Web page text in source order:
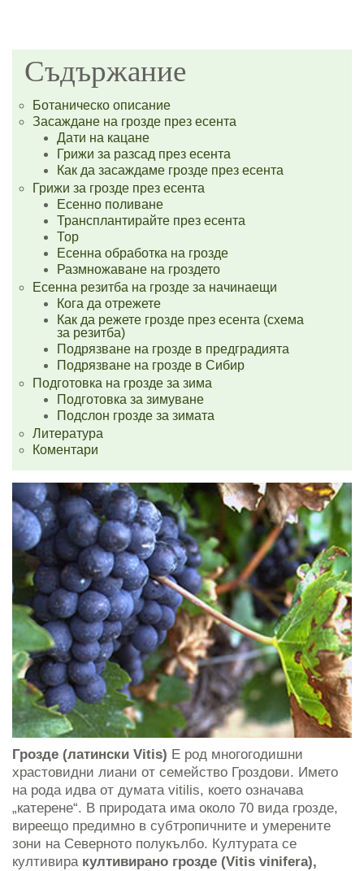
Съдържание
Ботаническо описание
Засаждане на грозде през есента
Дати на кацане
Грижи за разсад през есента
Как да засаждаме грозде през есента
Грижи за грозде през есента
Есенно поливане
Трансплантирайте през есента
Тор
Есенна обработка на грозде
Размножаване на гроздето
Есенна резитба на грозде за начинаещи
Кога да отрежете
Как да режете грозде през есента (схема
за резитба)
Подрязване на грозде в предградията
Подрязване на грозде в Сибир
Подготовка на грозде за зима
Подготовка за зимуване
Подслон грозде за зимата
Литература
Коментари
Грозде (латински Vitis) Е род многогодишни
храстовидни лиани от семейство Гроздови. Името
на рода идва от думата vitilis, което означава
„катерене“. В природата има около 70 вида грозде,
виреещо предимно в субтропичните и умерените
зони на Северното полукълбо. Културата се
култивира култивирано грозде (Vitis vinifera),